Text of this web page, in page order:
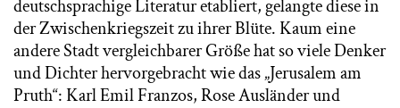
deutschsprachige Literatur etabliert, gelangte diese in
der Zwischenkriegszeit zu ihrer Blüte. Kaum eine
andere Stadt vergleichbarer Größe hat so viele Denker
und Dichter hervorgebracht wie das „Jerusalem am
Pruth“: Karl Emil Franzos, Rose Ausländer und